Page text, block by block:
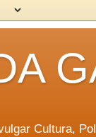
Cultura,